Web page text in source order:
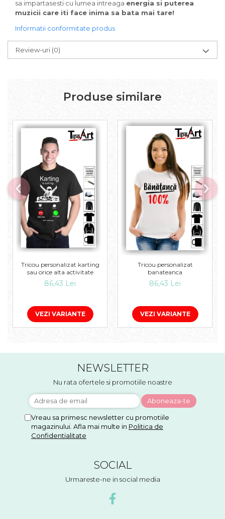
sa impartasesti cu lumea intreaga energia si puterea
muzicii care iti face inima sa bata mai tare!
Informatii conformitate produs
Review-uri (0)
Produse similare
Tricou personalizat karting
sau orice alta activitate
86,43 Lei
VEZI VARIANTE
Tricou personalizat
banateanca
86,43 Lei
VEZI VARIANTE
NEWSLETTER
Nu rata ofertele si promotiile noastre
Vreau sa primesc newsletter cu promotiile
magazinului. Afla mai multe in Politica de
Confidentialitate
SOCIAL
Urmareste-ne in social media